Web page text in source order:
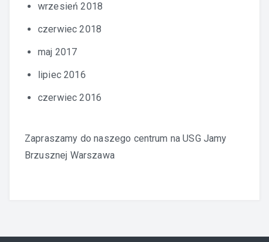
wrzesień 2018
czerwiec 2018
maj 2017
lipiec 2016
czerwiec 2016
Zapraszamy do naszego centrum naUSG Jamy
Brzusznej Warszawa